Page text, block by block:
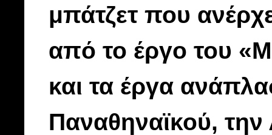
μπάτζετ που
από το έργο του
και τα έργα
Παναθηναϊκού,